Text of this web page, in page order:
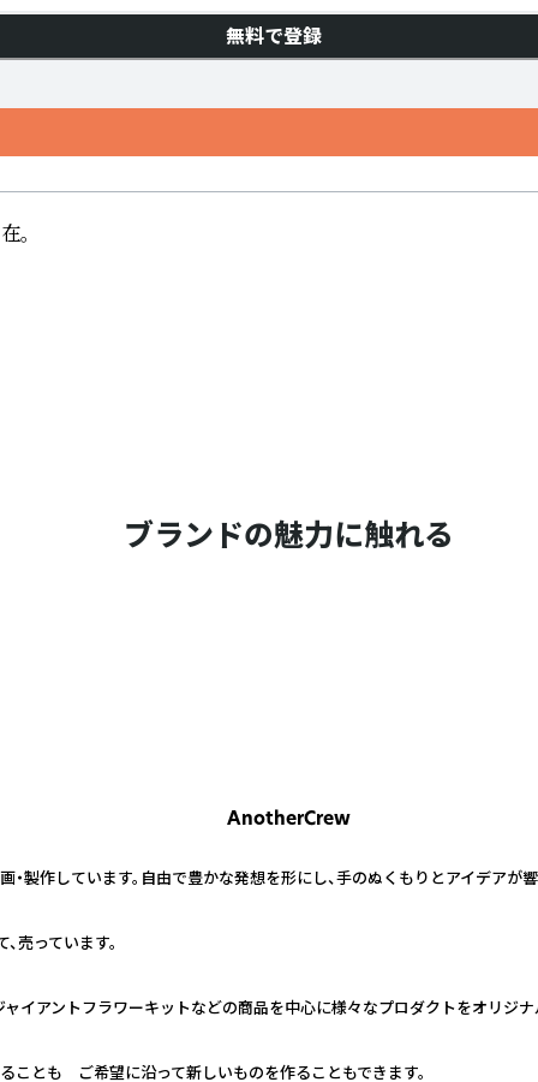
無料で登録
。
ブランドの魅力に触れる
AnotherCrew
製作しています。自由で豊かな発想を形にし、手のぬくもりとアイデアが
売っています。
ャイアントフラワーキットなどの商品を中心に様々なプロダクトをオリジナ
ことも ご希望に沿って新しいものを作ることもできます。